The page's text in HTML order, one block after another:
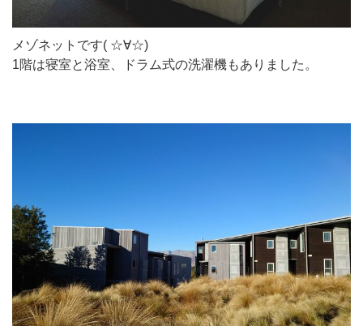
メゾネットです( ☆∀☆)
1階は寝室と浴室、ドラム式の洗濯機もありました。